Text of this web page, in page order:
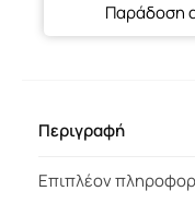
Παράδοση
Περιγραφή
Επιπλέον